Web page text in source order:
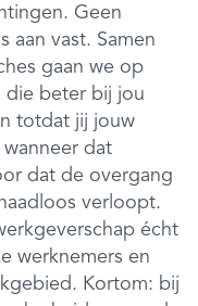
Geen
aan vast. Samen
gaan we op
die beter bij jou
totdat jij jouw
dat
dat de overgang
verloopt.
écht
werknemers en
Kortom: bij